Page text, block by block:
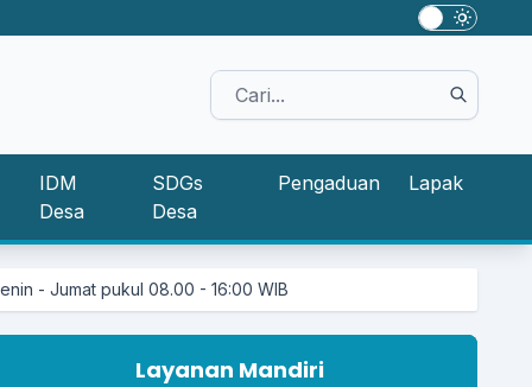
IDM
Desa
SDGs
Desa
Pengaduan Lapak
08.00 - 16:00 WIB
Layanan Mandiri